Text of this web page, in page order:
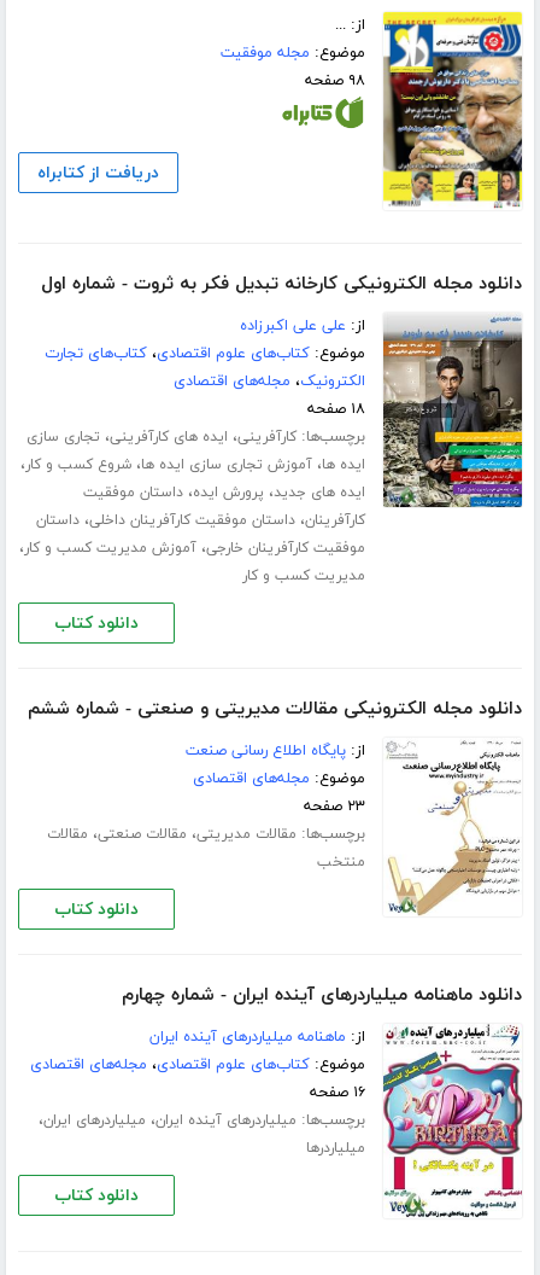
از: ...
موضوع: مجله موفقیت
۹۸ صفحه
دریافت از کتابراه
دانلود مجله الکترونیکی کارخانه تبدیل فکر به ثروت - شماره اول
از: علی علی اکبرزاده
موضوع:کتاب‌های علوم اقتصادی،کتاب‌های تجارت
الکترونیک، مجله‌های اقتصادی
۱۸ صفحه
برچسب‌ها:کارآفرینی، ایده های کارآفرینی، تجاری سازی
ایده ها،آموزش تجاری سازی ایده ها،شروع کسب و کار،
ایده های جدید، پرورش ایده،داستان موفقیت
کارآفرینان،داستان موفقیت کارآفرینان داخلی،داستان
موفقیت کارآفرینان خارجی،آموزش مدیریت کسب و کار،
مدیریت کسب و کار
دانلود کتاب
دانلود مجله الکترونیکی مقالات مدیریتی و صنعتی - شماره ششم
از:پایگاه اطلاع رسانی صنعت
موضوع: مجله‌های اقتصادی
۲۳ صفحه
برچسب‌ها: مقالات مدیریتی، مقالات صنعتی، مقالات
منتخب
دانلود کتاب
دانلود ماهنامه میلیاردرهای آینده ایران - شماره چهارم
از: ماهنامه میلیاردرهای آینده ایران
موضوع:کتاب‌های علوم اقتصادی، مجله‌های اقتصادی
۱۶ صفحه
برچسب‌ها: میلیاردرهای آینده ایران، میلیاردرهای ایران،
میلیاردرها
دانلود کتاب